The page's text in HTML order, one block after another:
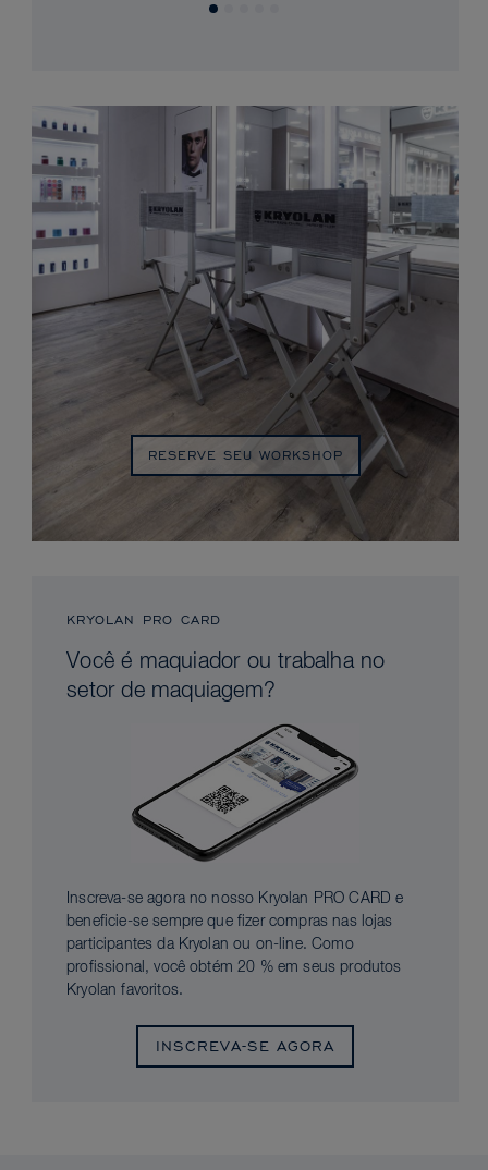
RESERVE SEU WORKSHOP
KRYOLAN PRO CARD
Você é maquiador ou trabalha no
setor de maquiagem?
Inscreva-se agora no nosso Kryolan PRO CARD e
beneficie-se sempre que fizer compras nas lojas
participantes da Kryolan ou on-line. Como
profissional, você obtém 20 % em seus produtos
Kryolan favoritos.
INSCREVA-SE AGORA